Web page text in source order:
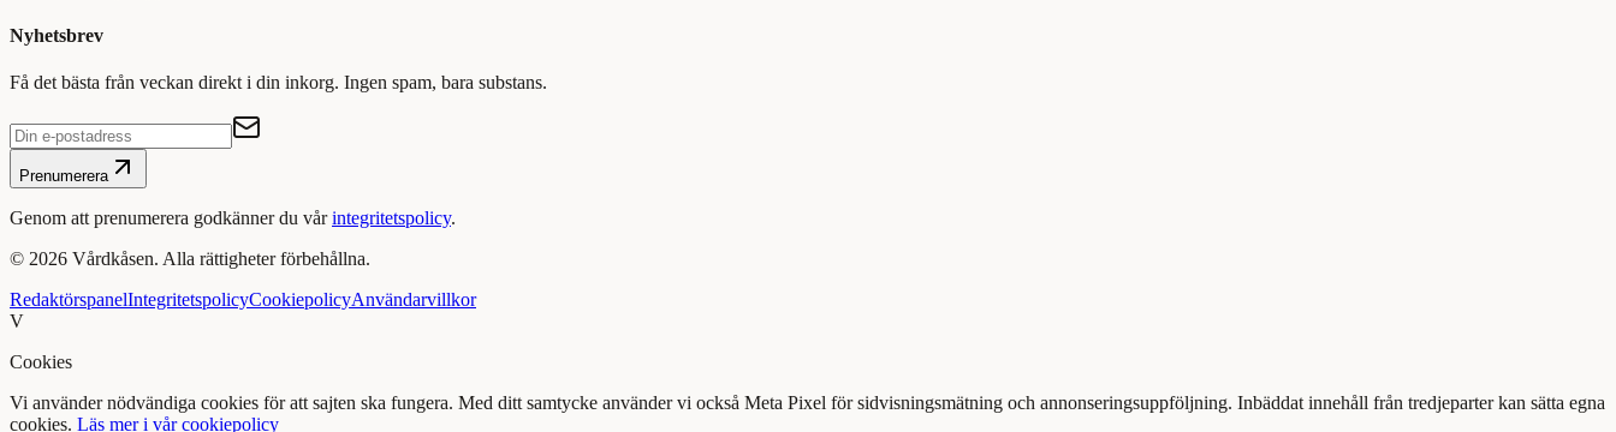
Nyhetsbrev
Få det bästa från veckan direkt i din inkorg. Ingen spam, bara substans.
Prenumerera
Genom att prenumerera godkänner du vår integritetspolicy.
© 2026 Vårdkåsen. Alla rättigheter förbehållna.
RedaktörspanelIntegritetspolicyCookiepolicyAnvändarvillkor
V
Cookies
Vi använder nödvändiga cookies för att sajten ska fungera. Med ditt samtycke använder vi också Meta Pixel för sidvisningsmätning och annonseringsuppföljning. Inbäddat innehåll från tredjeparter kan sätta egna
cookies. Läs mer i vår cookiepolicy